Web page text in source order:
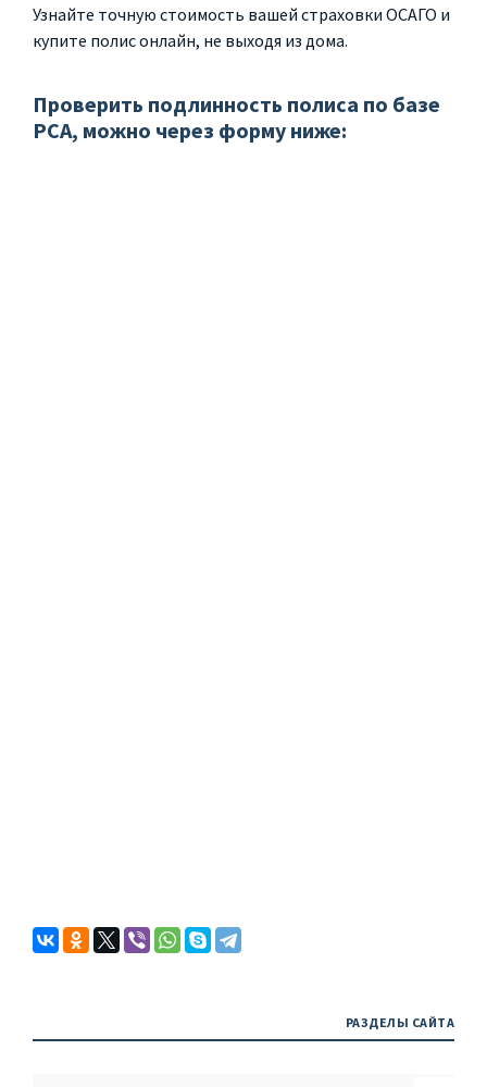
Узнайте точную стоимость вашей страховки ОСАГО и
купите полис онлайн, не выходя из дома.
Проверить подлинность полиса по базе
РСА, можно через форму ниже:
РАЗДЕЛЫ САЙТА